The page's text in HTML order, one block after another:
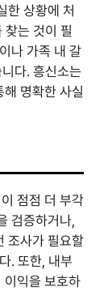
한 상황에 처
찾는 것이 필
나 가족 내 갈
다. 흥신소는
명확한 사실
점점 더 부각
검증하거나,
조사가 필요할
. 또한, 내부
이익을 보호하